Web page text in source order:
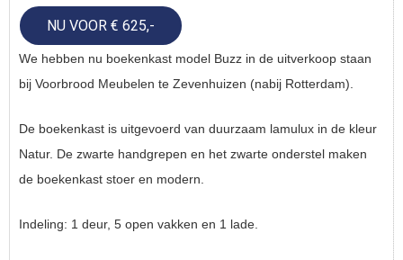
NU VOOR € 625,-
We hebben nu boekenkast model Buzz in de uitverkoop staan
bij Voorbrood Meubelen te Zevenhuizen (nabij Rotterdam).
De boekenkast is uitgevoerd van duurzaam lamulux in de kleur
Natur. De zwarte handgrepen en het zwarte onderstel maken
de boekenkast stoer en modern.
Indeling: 1 deur, 5 open vakken en 1 lade.